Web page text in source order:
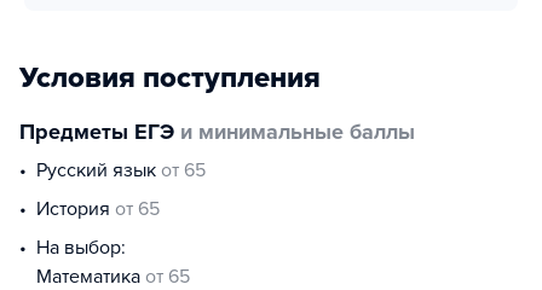
Условия поступления
Предметы ЕГЭ и минимальные баллы
русский язык от 65
история от 65
На выбор:
математика от 65